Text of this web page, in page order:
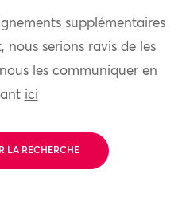
supplémentaires
serions ravis de les
les communiquer en
ici
LA RECHERCHE